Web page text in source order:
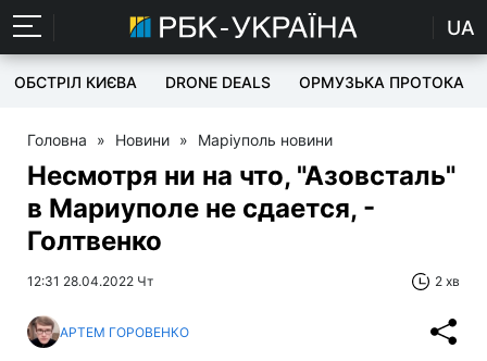
UA
ОБСТРІЛ КИЄВА DRONE DEALS ОРМУЗЬКА ПРОТОКА
Головна » Новини » Маріуполь новини
Несмотря ни на что, "Азовсталь"
в Мариуполе не сдается, -
Голтвенко
12:31 28.04.2022 Чт 2 хв
АРТЕМ ГОРОВЕНКО